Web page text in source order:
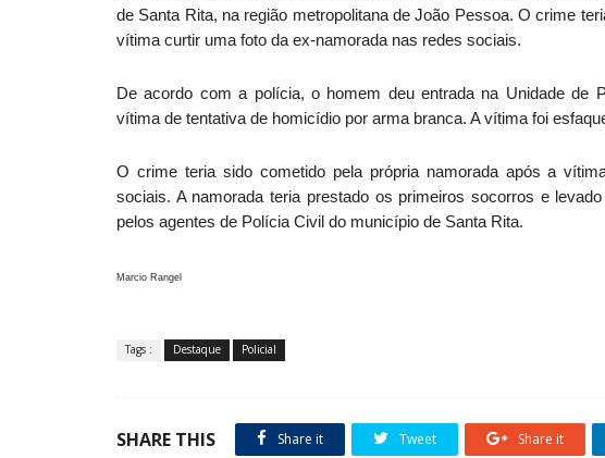
de Santa Rita, na região metropolitana de João Pessoa. O crime
vítima curtir uma foto da ex-namorada nas redes sociais.
De acordo com a polícia, o homem deu entrada na Unidade de
vítima de tentativa de homicídio por arma branca. A vítima foi
O crime teria sido cometido pela própria namorada após a
sociais. A namorada teria prestado os primeiros socorros e
pelos agentes de Polícia Civil do município de Santa Rita.
Marcio Rangel
Tags : Destaque Policial
SHARE THIS Share it Tweet Share it